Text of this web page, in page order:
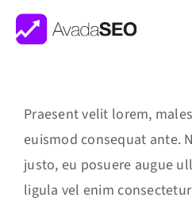
Saltar
Where
Careers
Praesent velit lorem,
euismod consequat ante.
justo, eu posuere augue
ligula vel enim